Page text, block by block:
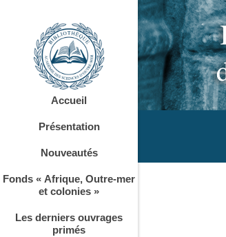
Accueil
Présentation
Nouveautés
Fonds « Afrique, Outre-mer
et colonies »
Les derniers ouvrages
primés